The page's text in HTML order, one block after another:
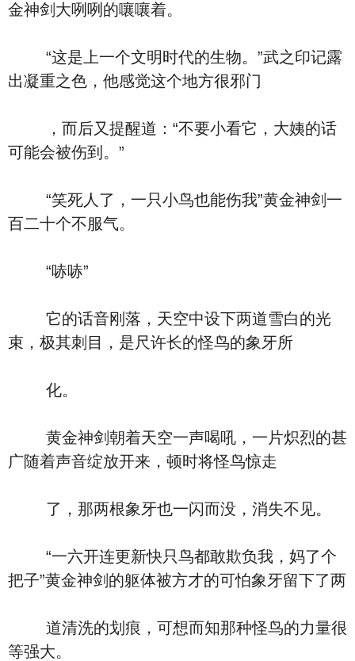
金神剑大咧咧的嚷嚷着。
“这是上一个文明时代的生物。”武之印记露
出凝重之色，他感觉这个地方很邪门
，而后又提醒道：“不要小看它，大姨的话
可能会被伤到。”
“笑死人了，一只小鸟也能伤我”黄金神剑一
百二十个不服气。
“哧哧”
它的话音刚落，天空中设下两道雪白的光
束，极其刺目，是尺许长的怪鸟的象牙所
化。
黄金神剑朝着天空一声喝吼，一片炽烈的甚
广随着声音绽放开来，顿时将怪鸟惊走
了，那两根象牙也一闪而没，消失不见。
“一六开连更新快只鸟都敢欺负我，妈了个
把子”黄金神剑的躯体被方才的可怕象牙留下了两
道清洗的划痕，可想而知那种怪鸟的力量很
等强大。